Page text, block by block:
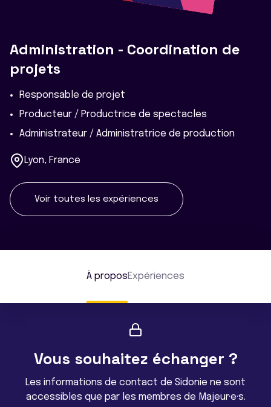
Administration - Coordination de
projets
Responsable de projet
Producteur / Productrice de spectacles
Administrateur / Administratrice de production
Lyon, France
Voir toutes les expériences
À proposExpériences
Vous souhaitez échanger ?
Les informations de contact de Sidonie ne sont
accessibles que par les membres de Majeur·e·s.